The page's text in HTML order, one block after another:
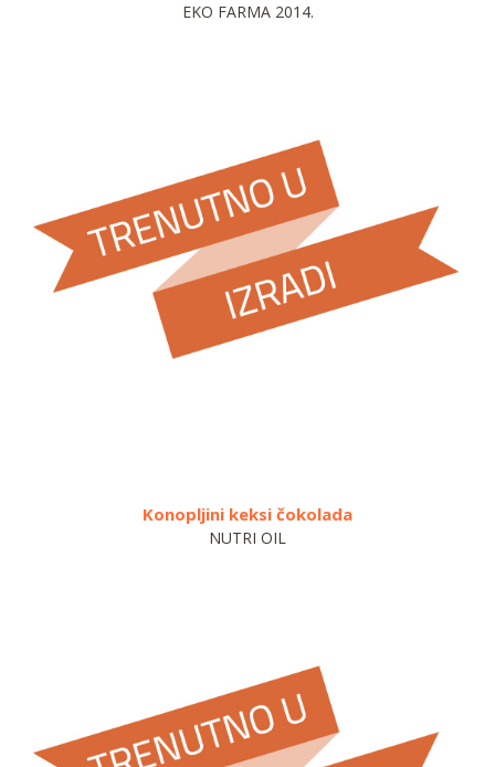
EKO FARMA 2014.
Konopljini keksi čokolada